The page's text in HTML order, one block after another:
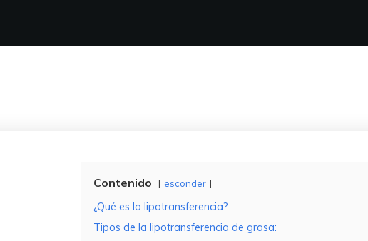
Contenido esconder
¿Qué es la lipotransferencia?
Tipos de la lipotransferencia de grasa: